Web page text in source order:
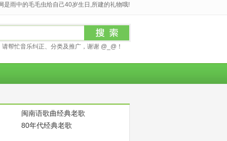
是雨中的毛毛虫给自己40岁生日,所建的礼物哦!
帮忙音乐纠正、分类及推广，谢谢 @_@！
闽南语歌曲经典老歌
80年代经典老歌